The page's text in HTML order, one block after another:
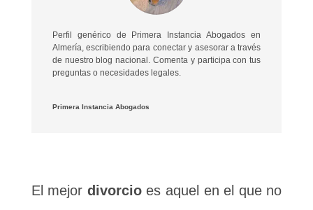
Perfil genérico de Primera Instancia Abogados en
Almería, escribiendo para conectar y asesorar a través
de nuestro blog nacional. Comenta y participa con tus
preguntas o necesidades legales.
Primera Instancia Abogados
El mejor divorcioes aquel en el que no